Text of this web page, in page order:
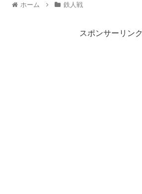
ホーム 鉄人戦
スポンサーリンク